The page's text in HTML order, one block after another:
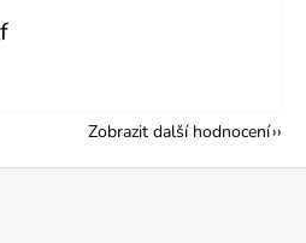
je 5 z 5 hvězdiček.
Zobrazit další hodnocení